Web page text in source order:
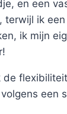
en een
terwijl ik
ik mijn
de
een